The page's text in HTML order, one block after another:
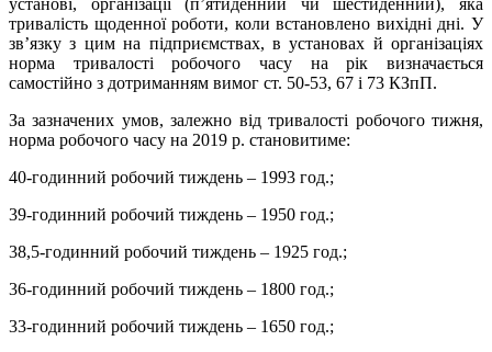
тривалість щоденної роботи, коли встановлено вихідні дні. У
зв’язку з цим на підприємствах, в установах й організаціях
норма тривалості робочого часу на рік визначається
самостійно з дотриманням вимог ст. 50-53, 67 і 73 КЗпП.
За зазначених умов, залежно від тривалості робочого тижня,
норма робочого часу на 2019 р. становитиме:
40-годинний робочий тиждень – 1993 год.;
39-годинний робочий тиждень – 1950 год.;
38,5-годинний робочий тиждень – 1925 год.;
36-годинний робочий тиждень – 1800 год.;
33-годинний робочий тиждень – 1650 год.;